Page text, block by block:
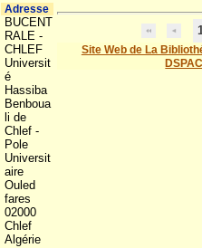
Site Web de La
Adresse
BUCENT
RALE -
CHLEF
Universit
é
Hassiba
Benboua
li de
Chlef -
Pole
Universit
aire
Ouled
fares
02000
Chlef
Algérie